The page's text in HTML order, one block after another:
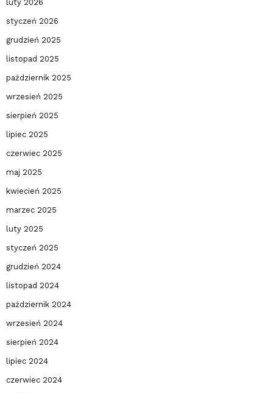
luty 2026
styczeń 2026
grudzień 2025
listopad 2025
październik 2025
wrzesień 2025
sierpień 2025
lipiec 2025
czerwiec 2025
maj 2025
kwiecień 2025
marzec 2025
luty 2025
styczeń 2025
grudzień 2024
listopad 2024
październik 2024
wrzesień 2024
sierpień 2024
lipiec 2024
czerwiec 2024